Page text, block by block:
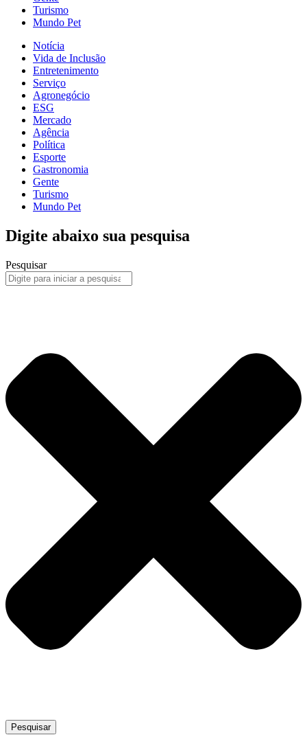
Turismo
Mundo Pet
Notícia
Vida de Inclusão
Entretenimento
Serviço
Agronegócio
ESG
Mercado
Agência
Política
Esporte
Gastronomia
Gente
Turismo
Mundo Pet
Digite abaixo sua pesquisa
Pesquisar
Pesquisar